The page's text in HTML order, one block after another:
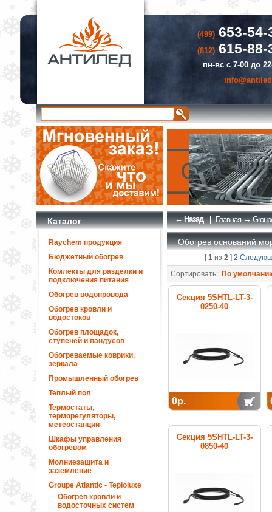
(499)653-54-
(812)615-88-
пн-вс с 7-00 до
Каталог
Raychem продукция
Бюджетный обогрев
Комлекты для разделки и
подключения питания
Обогрев водопровода
Обогрев кровли и
водостоков
Обогрев площадок,
ступеней и пандусов
Обогреваемые коврики,
зеркала
Промышленный обогрев
Теплый пол
Термостаты,
терморегуляторы,
метеостанции
Шкафы управления
обогревом
Молниезащита и
заземление
Groupe Atlantic - Teploluxe
Обогрев кровли и
водосточных систем
← Назад | Главная→
Обогрев оснований
[1из 2] 2
Сортировать: По
Секция 5SHTL-LT-3-
0250-40
0р.
Секция 5SHTL-LT-3-
0850-40